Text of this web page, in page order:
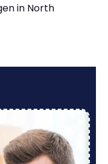
in North